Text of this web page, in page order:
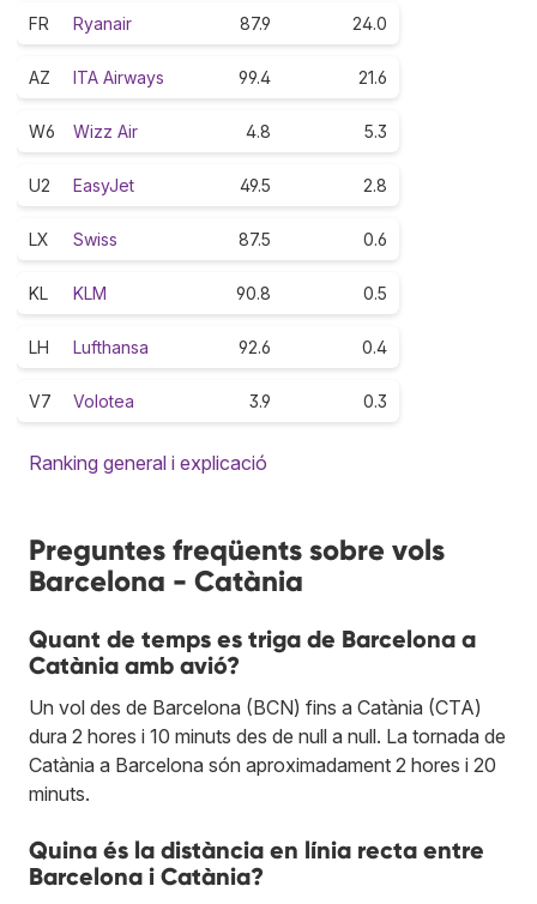
FR Ryanair 87.9 24.0
AZ ITA Airways 99.4 21.6
W6 Wizz Air 4.8 5.3
U2 EasyJet 49.5 2.8
LX Swiss 87.5 0.6
KL KLM 90.8 0.5
LH Lufthansa 92.6 0.4
V7 Volotea 3.9 0.3
Ranking general i explicació
Preguntes freqüents sobre vols
Barcelona - Catània
Quant de temps es triga de Barcelona a
Catània amb avió?
Un vol des de Barcelona (BCN) fins a Catània (CTA)
dura 2 hores i 10 minuts des de null a null. La tornada de
Catània a Barcelona són aproximadament 2 hores i 20
minuts.
Quina és la distància en línia recta entre
Barcelona i Catània?